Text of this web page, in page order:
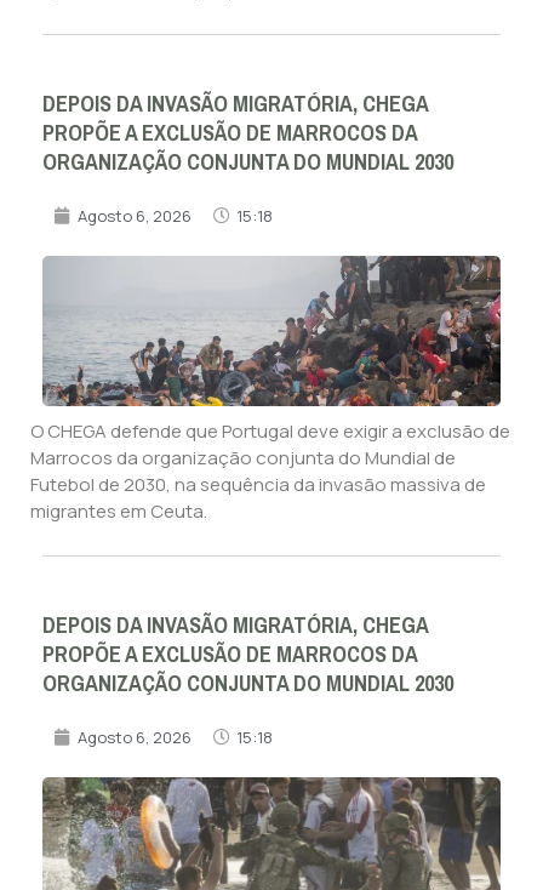
DEPOIS DA INVASÃO MIGRATÓRIA, CHEGA
PROPÕE A EXCLUSÃO DE MARROCOS DA
ORGANIZAÇÃO CONJUNTA DO MUNDIAL 2030
Agosto 6, 2026 15:18
O CHEGA defende que Portugal deve exigir a exclusão de
Marrocos da organização conjunta do Mundial de
Futebol de 2030, na sequência da invasão massiva de
migrantes em Ceuta.
DEPOIS DA INVASÃO MIGRATÓRIA, CHEGA
PROPÕE A EXCLUSÃO DE MARROCOS DA
ORGANIZAÇÃO CONJUNTA DO MUNDIAL 2030
Agosto 6, 2026 15:18